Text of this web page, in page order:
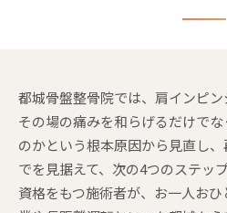
都城骨盤整骨院では、肩インピン
その場の痛みを和らげるだけで
のかという根本原因から見直し
でを見据えて、次の4つのステッ
資格をもつ施術者が、お一人お